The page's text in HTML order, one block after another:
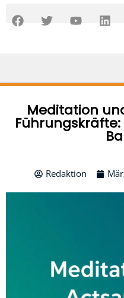
Inhalt
F
a
o
T
w
r
Y
o
e
L
i
i
Meditation
Redaktion